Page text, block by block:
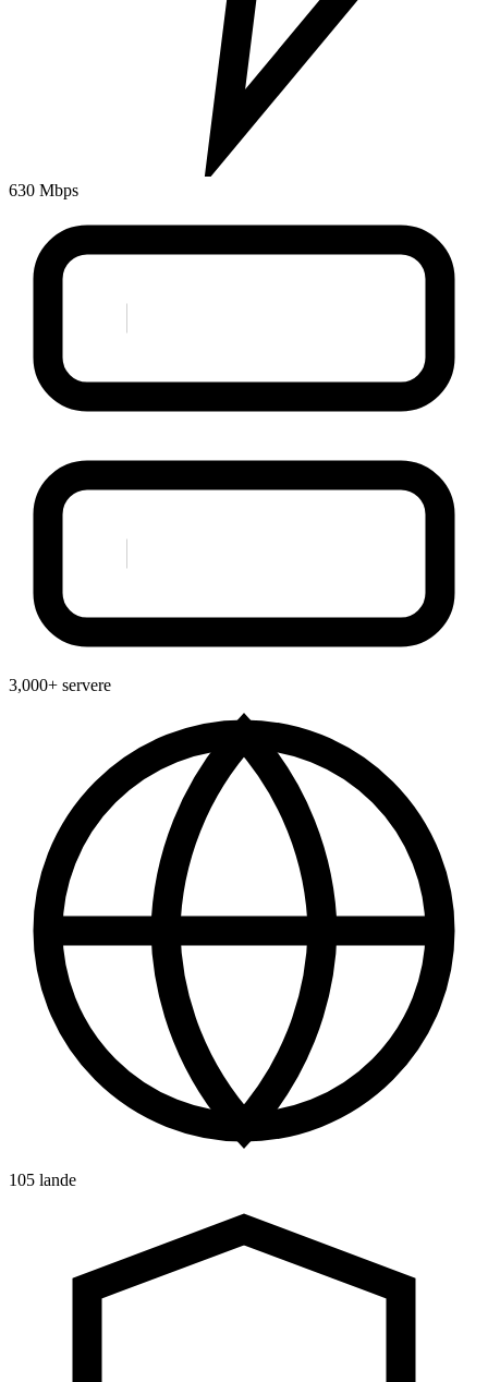
630 Mbps
3,000+ servere
105 lande